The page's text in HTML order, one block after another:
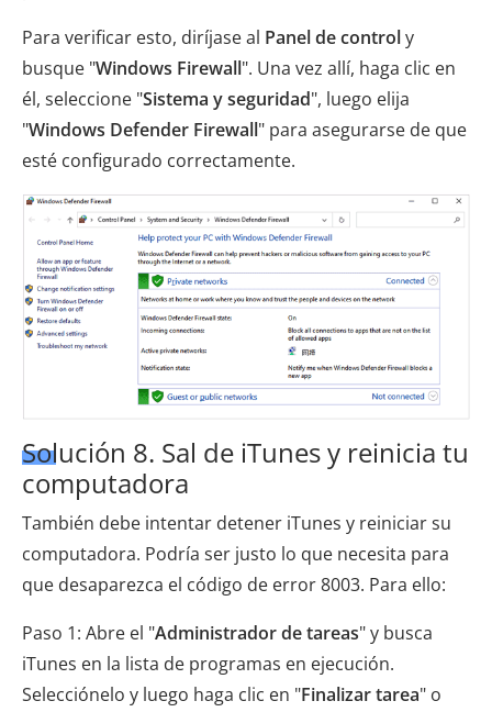
Para verificar esto, diríjase al Panel de controly
busque "Windows Firewall". Una vez allí, haga clic en
él, seleccione "Sistema y seguridad", luego elija
"Windows Defender Firewall" para asegurarse de que
esté configurado correctamente.
Solución 8. Sal de iTunes y reinicia tu
computadora
También debe intentar detener iTunes y reiniciar su
computadora. Podría ser justo lo que necesita para
que desaparezca el código de error 8003. Para ello:
Paso 1: Abre el "Administrador de tareas" y busca
iTunes en la lista de programas en ejecución.
Selecciónelo y luego haga clic en "Finalizar tarea" o